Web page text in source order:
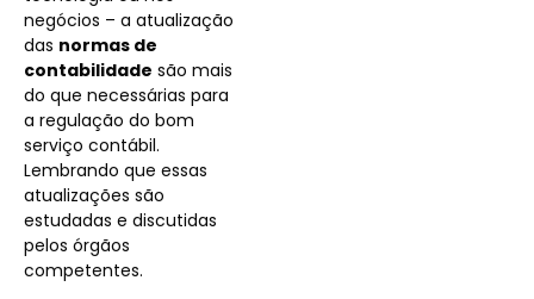
negócios – a atualização
das normas de
contabilidade são mais
do que necessárias para
a regulação do bom
serviço contábil.
Lembrando que essas
atualizações são
estudadas e discutidas
pelos órgãos
competentes.